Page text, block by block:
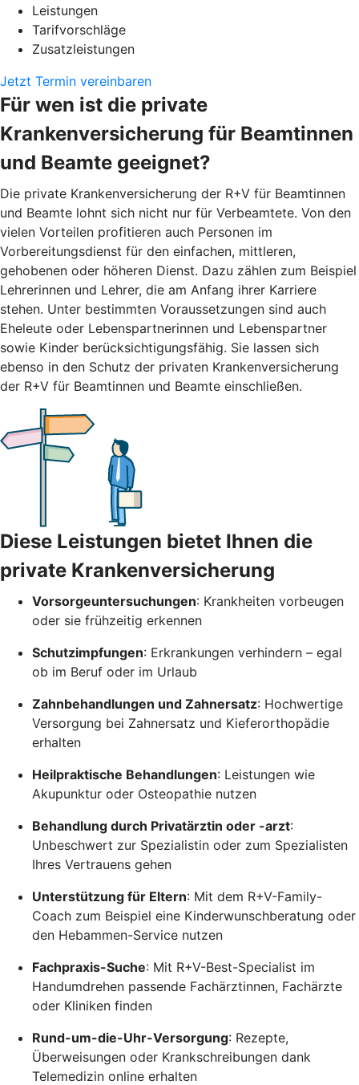
Leistungen
Tarifvorschläge
Zusatzleistungen
Jetzt Termin vereinbaren
Für wen ist die private
Krankenversicherung für Beamtinnen
und Beamte geeignet?
Die private Krankenversicherung der R+V für Beamtinnen
und Beamte lohnt sich nicht nur für Verbeamtete. Von den
vielen Vorteilen profitieren auch Personen im
Vorbereitungsdienst für den einfachen, mittleren,
gehobenen oder höheren Dienst. Dazu zählen zum Beispiel
Lehrerinnen und Lehrer, die am Anfang ihrer Karriere
stehen. Unter bestimmten Voraussetzungen sind auch
Eheleute oder Lebenspartnerinnen und Lebenspartner
sowie Kinder berücksichtigungsfähig. Sie lassen sich
ebenso in den Schutz der privaten Krankenversicherung
der R+V für Beamtinnen und Beamte einschließen.
Diese Leistungen bietet Ihnen die
private Krankenversicherung
Vorsorgeuntersuchungen: Krankheiten vorbeugen
oder sie frühzeitig erkennen
Schutzimpfungen: Erkrankungen verhindern – egal
ob im Beruf oder im Urlaub
Zahnbehandlungen und Zahnersatz: Hochwertige
Versorgung bei Zahnersatz und Kieferorthopädie
erhalten
Heilpraktische Behandlungen: Leistungen wie
Akupunktur oder Osteopathie nutzen
Behandlung durch Privatärztin oder -arzt:
Unbeschwert zur Spezialistin oder zum Spezialisten
Ihres Vertrauens gehen
Unterstützung für Eltern: Mit dem R+V-Family-
Coach zum Beispiel eine Kinderwunschberatung oder
den Hebammen-Service nutzen
Fachpraxis-Suche: Mit R+V-Best-Specialist im
Handumdrehen passende Fachärztinnen, Fachärzte
oder Kliniken finden
Rund-um-die-Uhr-Versorgung: Rezepte,
Überweisungen oder Krankschreibungen dank
Telemedizin online erhalten